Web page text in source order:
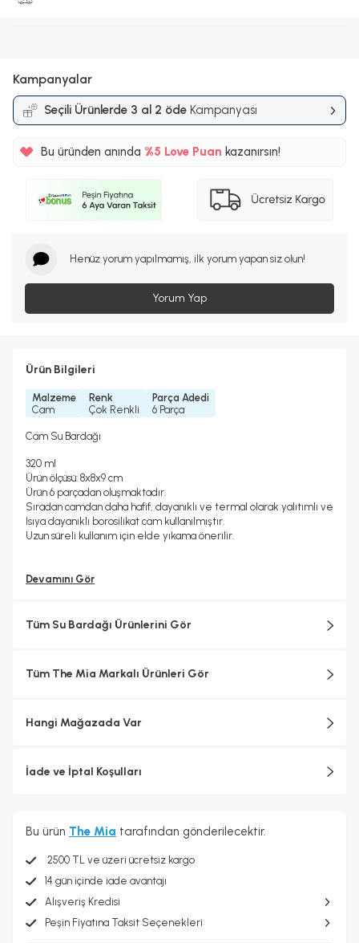
Kampanyalar
Seçili Ürünlerde 3 al 2 öde Kampanyası
Bu üründen anında %5
%5
Love Puan kazanırsın!
Henüz yorum yapılmamış, ilk yorum yapan siz olun!
Yorum Yap
Ürün Bilgileri
Malzeme
Cam
Renk
Çok Renkli
Parça Adedi
6 Parça
Cam Su Bardağı
320 ml
Ürün ölçüsü: 8x8x9 cm
Ürün 6 parçadan oluşmaktadır.
Sıradan camdan daha hafif, dayanıklı ve termal olarak yalıtımlı ve
Isıya dayanıklı borosilikat cam kullanılmıştır.
Uzun süreli kullanım için elde yıkama önerilir.
Devamını Gör
Tüm Su Bardağı Ürünlerini Gör
Tüm The Mia Markalı Ürünleri Gör
Hangi Mağazada Var
İade ve İptal Koşulları
Bu ürün The Mia tarafından gönderilecektir.
2500 TL ve üzeri ücretsiz kargo
14 gün içinde iade avantajı
Alışveriş Kredisi
Peşin Fiyatına Taksit Seçenekleri